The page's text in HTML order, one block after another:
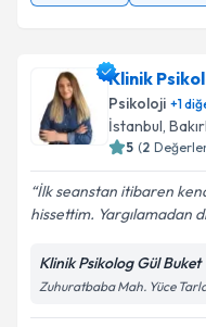
Klinik
Psikoloji +1
İstanbul,
5 (2
İlk seanstan itibaren
hissettim. Yargılamadan
Klinik Psikolog Gül Buket
Zuhuratbaba Mah. Yüce